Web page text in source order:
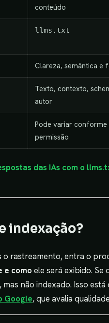
conteúdo
llms.txt
Clareza, semântica e
Texto, contexto,
autor
Pode variar conforme
permissão
das IAs com o
indexação?
o rastreamento, entra o
e como ele será exibido. Se
não indexado. Isso está
Google, que avalia